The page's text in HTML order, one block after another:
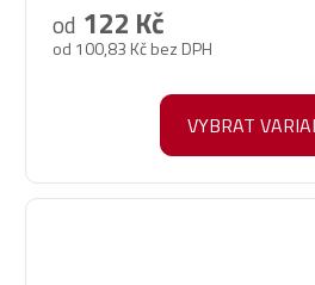
od 100,83 Kč bez DPH
od 122 Kč
VYBRAT